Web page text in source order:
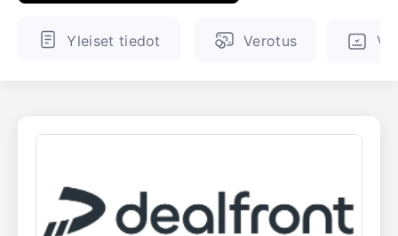
Yleiset tiedot Verotus